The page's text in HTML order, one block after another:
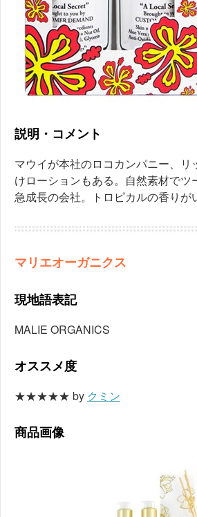
説明・コメント
マウイが本社のロコカンパニー、リ
けローションもある。自然素材でツ
急成長の会社。トロピカルの香りが
マリエオーガニクス
現地語表記
MALIE ORGANICS
オススメ度
★★★★★ by クミン
商品画像